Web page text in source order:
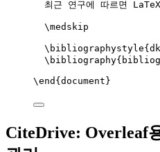
최근 연구에 따르면
\medskip
\bibliographystyle
\bibliography
\end { document }
CiteDrive: Overleaf